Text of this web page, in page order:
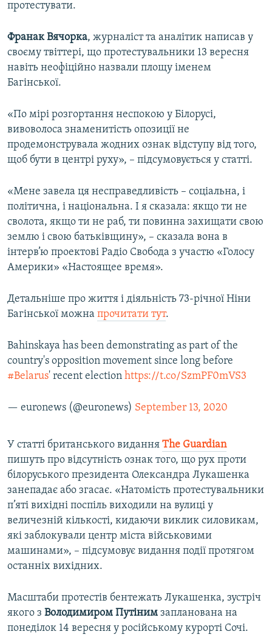
протестувати.
Франак Вячорка, журналіст та аналітик написав у
своєму твіттері, що протестувальники 13 вересня
навіть неофіційно назвали площу іменем
Багінської.
«По мірі розгортання неспокою у Білорусі,
вивоволоса знаменитість опозиції не
продемонструвала жодних ознак відступу від того,
щоб бути в центрі руху», – підсумовується у статті.
«Мене завела ця несправедливість – соціальна, і
політична, і національна. І я сказала: якщо ти не
сволота, якщо ти не раб, ти повинна захищати свою
землю і свою батьківщину», – сказала вона в
інтерв’ю проектові Радіо Свобода з участю «Голосу
Америки» «Настоящее время».
Детальніше про життя і діяльність 73-річної Ніни
Багінської можна прочитати тут.
Bahinskaya has been demonstrating as part of the
country's opposition movement since long before
#Belarus' recent election https://t.co/SzmPF0mVS3
— euronews (@euronews) September 13, 2020
У статті британського видання The Guardian
пишуть про відсутність ознак того, що рух проти
білоруського президента Олександра Лукашенка
занепадає або згасає. «Натомість протестувальники
п’яті вихідні поспіль виходили на вулиці у
величезній кількості, кидаючи виклик силовикам,
які заблокували центр міста військовими
машинами», – підсумовує видання події протягом
останніх вихідних.
Масштаби протестів бентежать Лукашенка, зустріч
якого з Володимиром Путіним запланована на
понеділок 14 вересня у російському курорті Сочі.